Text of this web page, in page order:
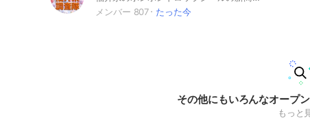
メンバー 807
たった今
その他にもいろんなオープ
もっと